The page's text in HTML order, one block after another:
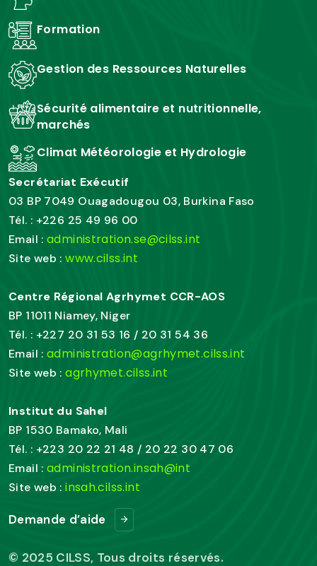
Formation
Gestion des Ressources Naturelles
Sécurité alimentaire et nutritionnelle,
marchés
Climat Météorologie et Hydrologie
Secrétariat Exécutif
03 BP 7049 Ouagadougou 03, Burkina Faso
Tél. : +226 25 49 96 00
Email :administration.se@cilss.int
Site web :www.cilss.int
Centre Régional Agrhymet CCR-AOS
BP 11011 Niamey, Niger
Tél. : +227 20 31 53 16 / 20 31 54 36
Email :administration@agrhymet.cilss.int
Site web :agrhymet.cilss.int
Institut du Sahel
BP 1530 Bamako, Mali
Tél. : +223 20 22 21 48 / 20 22 30 47 06
Email :administration.insah@int
Site web :insah.cilss.int
Demande d’aide
© 2025 CILSS, Tous droits réservés.